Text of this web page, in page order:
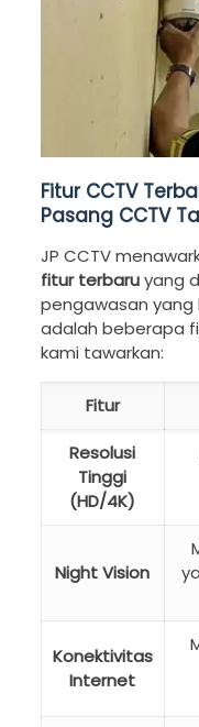
Fitur CCTV
Pasang CCTV
JP CCTV
fitur terbaruyang
pengawasan yang
adalah beberapa
kami tawarkan:
Fitur
Resolusi
Tinggi
(HD/4K)
Night Vision
Konektivitas
Internet